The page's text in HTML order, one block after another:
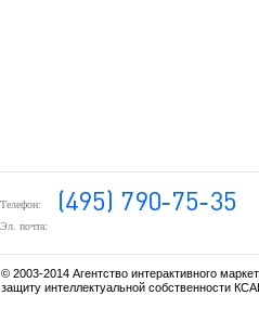
Телефон:
Эл. почта:
© 2003-2014 Агентство интерактивного
защиту интеллектуальной собственности